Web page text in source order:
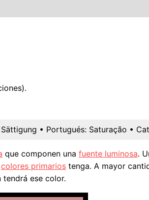
Sättigung • Portugués: Saturação •
que componen una fuente luminosa.
colores primarios tenga. A mayor
tendrá ese color.